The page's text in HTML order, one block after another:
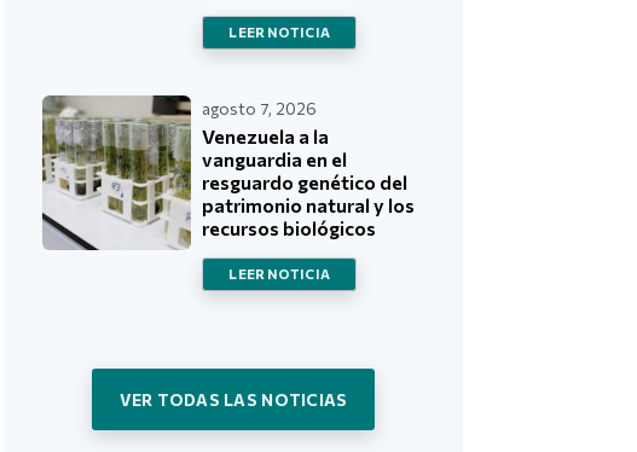
LEER NOTICIA
agosto 7, 2026
Venezuela a la
vanguardia en el
resguardo genético del
patrimonio natural y los
recursos biológicos
LEER NOTICIA
VER TODAS LAS NOTICIAS